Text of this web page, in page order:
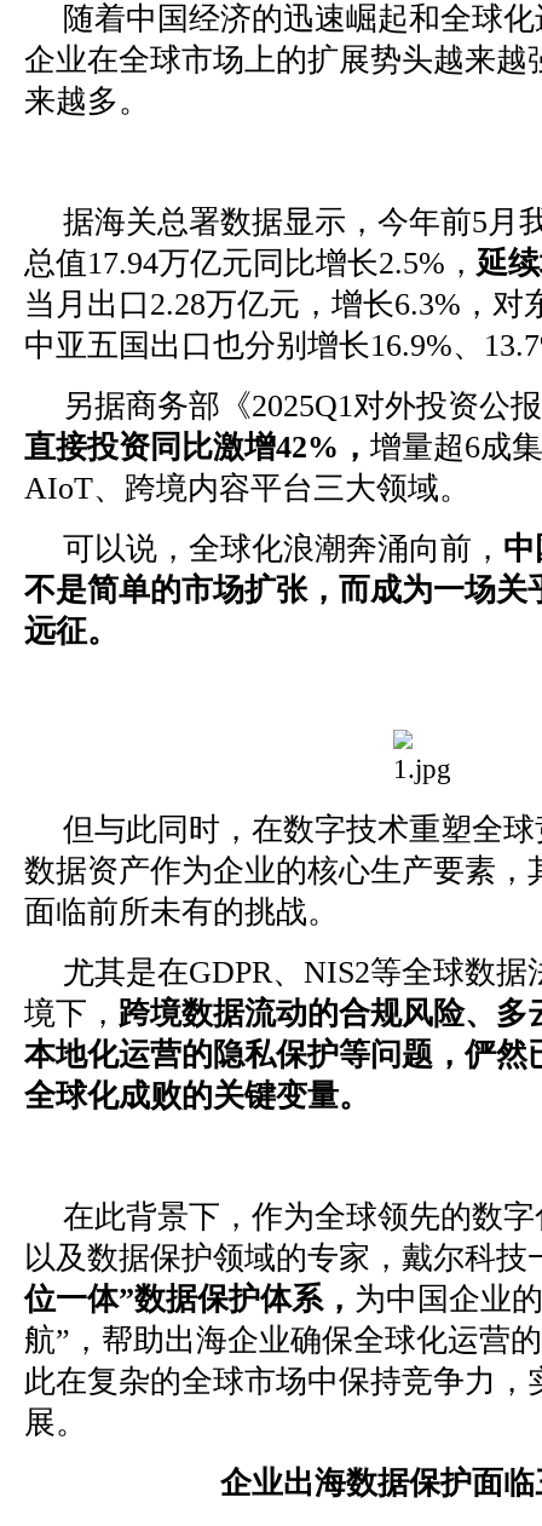
随着中国经济的迅速崛起和全球
企业在全球市场上的扩展势头越来越
来越多。
据海关总署数据显示，今年前5月
总值17.94万亿元同比增长2.5%， 延
当月出口2.28万亿元，增长6.3%，对
中亚五国出口也分别增长16.9%、
另据商务部《2025Q1对外投资公
直接投资同比激增42%， 增量超6成
AIoT、跨境内容平台三大领域。
可以说，全球化浪潮奔涌向前，
不是简单的市场扩张，而成为一场关
远征。
但与此同时，在数字技术重塑全
数据资产作为企业的核心生产要素，
面临前所未有的挑战。
尤其是在GDPR、NIS2等全球数
境下， 跨境数据流动的合规风险、多
本地化运营的隐私保护等问题，俨然
全球化成败的关键变量。
在此背景下，作为全球领先的数
以及数据保护领域的专家，戴尔科技
位一体”数据保护体系， 为中国企业
航”，帮助出海企业确保全球化运营
此在复杂的全球市场中保持竞争力，
展。
企业出海数据保护面